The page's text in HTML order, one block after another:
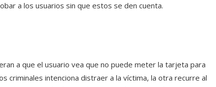
a los usuarios sin que estos se den cuenta.
a que el usuario vea que no puede meter la tarjeta para
criminales intenciona distraer a la víctima, la otra recurre al